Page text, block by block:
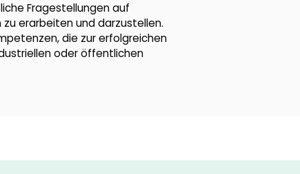
Fragestellungen auf
erarbeiten und darzustellen.
die zur erfolgreichen
oder öffentlichen